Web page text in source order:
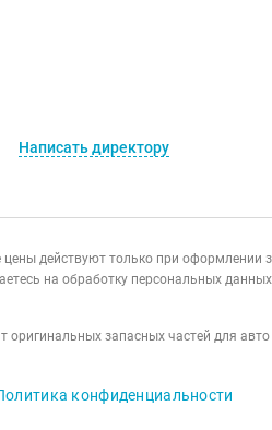
Написать директору
действуют только при оформлении
на обработку персональных
оригинальных запасных частей для
конфиденциальности